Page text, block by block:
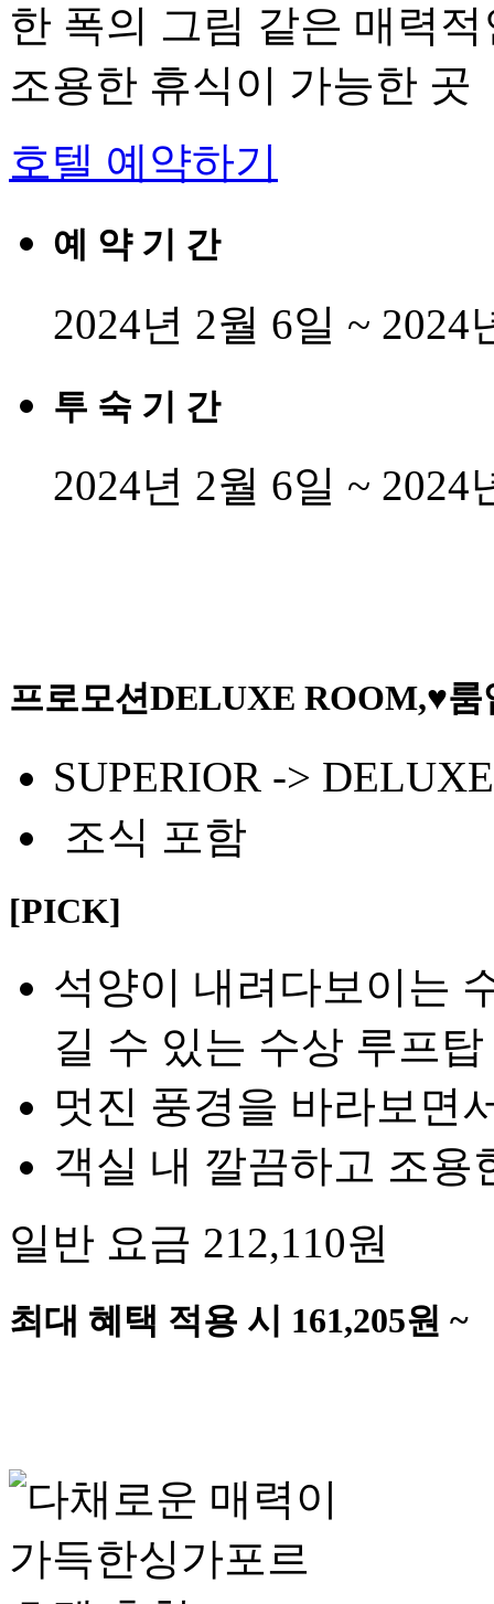
한 폭의 그림 같은 매력
조용한 휴식이 가능한 곳
호텔 예약하기
예 약 기 간
2024년 2월 6일 ~ 2024
투 숙 기 간
2024년 2월 6일 ~ 2024
프로모션DELUXE ROOM,♥
SUPERIOR ->
조식 포함
[PICK]
석양이 내려다보이는
길 수 있는 수상 루프
멋진 풍경을 바라보면
객실 내 깔끔하고 조용
일반 요금 212,110원
최대 혜택 적용 시 161,205원 ~